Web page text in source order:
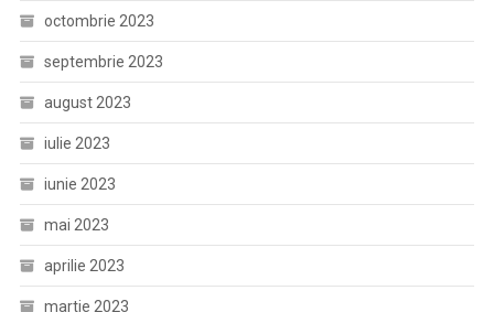
octombrie 2023
septembrie 2023
august 2023
iulie 2023
iunie 2023
mai 2023
aprilie 2023
martie 2023